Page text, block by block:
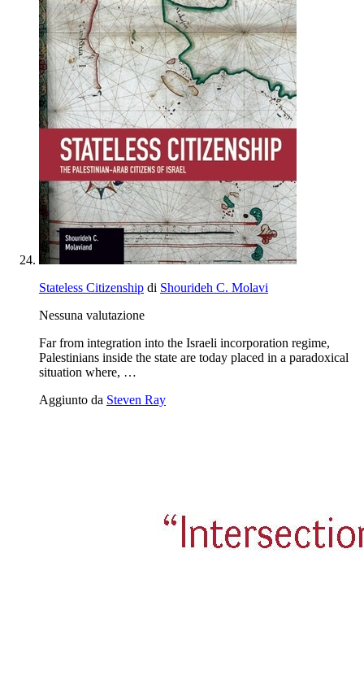
Stateless Citizenship di Shourideh C. Molavi
Nessuna valutazione
Far from integration into the Israeli incorporation regime,
Palestinians inside the state are today placed in a paradoxical
situation where, …
Aggiunto da Steven Ray